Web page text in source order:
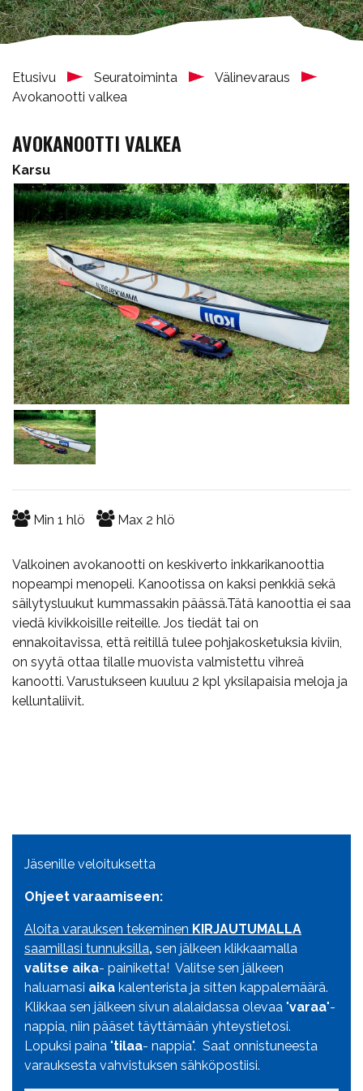
Etusivu Seuratoiminta
Välinevaraus
Avokanootti valkea
AVOKANOOTTI VALKEA
Karsu
Min 1 hlö Max 2 hlö
Valkoinen avokanootti on keskiverto inkkarikanoottia
nopeampi menopeli. Kanootissa on kaksi penkkiä sekä
säilytysluukut kummassakin päässä.Tätä kanoottia ei saa
viedä kivikkoisille reiteille. Jos tiedät tai on
ennakoitavissa, että reitillä tulee pohjakosketuksia kiviin,
on syytä ottaa tilalle muovista valmistettu vihreä
kanootti. Varustukseen kuuluu 2 kpl yksilapaisia meloja ja
kelluntaliivit.
Jäsenille veloituksetta
Ohjeet varaamiseen:
Aloita varauksen tekeminen KIRJAUTUMALLA
saamillasi tunnuksilla, sen jälkeen klikkaamalla
valitse aika- painiketta! Valitse sen jälkeen
haluamasi aika kalenterista ja sitten kappalemäärä.
Klikkaa sen jälkeen sivun alalaidassa olevaa "varaa"-
nappia, niin pääset täyttämään yhteystietosi.
Lopuksi paina "tilaa- nappia". Saat onnistuneesta
varauksesta vahvistuksen sähköpostiisi.